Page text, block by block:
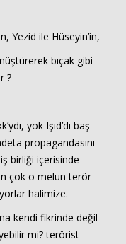
Yezid ile Hüseyin’in,
bıçak gibi
?
yok Işıd’dı baş
propagandasını
birliği içerisinde
çok o melun terör
halimize.
kendi fikrinde değil
mi? terörist